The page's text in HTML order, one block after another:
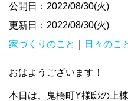
公開日：2022/08/30(火)
更新日：2022/08/30(火)
家づくりのこと
日々のこ
おはようございます！
本日は、鬼橋町Y様邸の上棟